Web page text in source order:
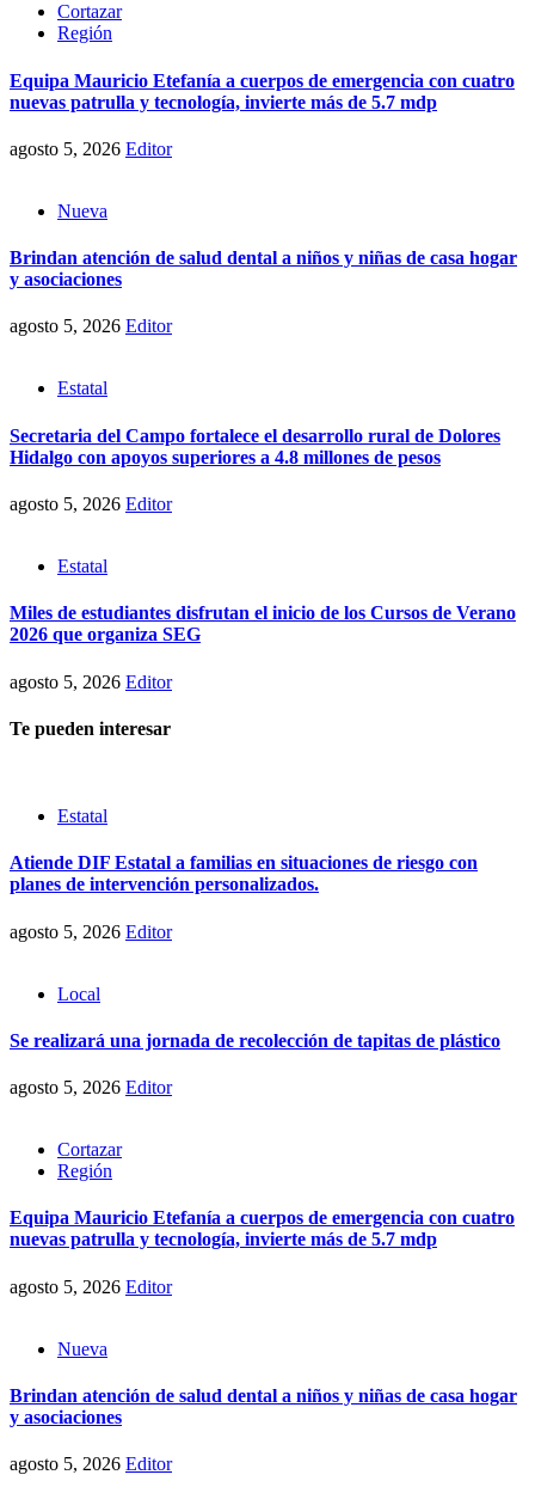
Cortazar
Región
Equipa Mauricio Etefanía a cuerpos de emergencia con cuatro
nuevas patrulla y tecnología, invierte más de 5.7 mdp
agosto 5, 2026 Editor
Nueva
Brindan atención de salud dental a niños y niñas de casa hogar
y asociaciones
agosto 5, 2026 Editor
Estatal
Secretaria del Campo fortalece el desarrollo rural de Dolores
Hidalgo con apoyos superiores a 4.8 millones de pesos
agosto 5, 2026 Editor
Estatal
Miles de estudiantes disfrutan el inicio de los Cursos de Verano
2026 que organiza SEG
agosto 5, 2026 Editor
Te pueden interesar
Estatal
Atiende DIF Estatal a familias en situaciones de riesgo con
planes de intervención personalizados.
agosto 5, 2026 Editor
Local
Se realizará una jornada de recolección de tapitas de plástico
agosto 5, 2026 Editor
Cortazar
Región
Equipa Mauricio Etefanía a cuerpos de emergencia con cuatro
nuevas patrulla y tecnología, invierte más de 5.7 mdp
agosto 5, 2026 Editor
Nueva
Brindan atención de salud dental a niños y niñas de casa hogar
y asociaciones
agosto 5, 2026 Editor